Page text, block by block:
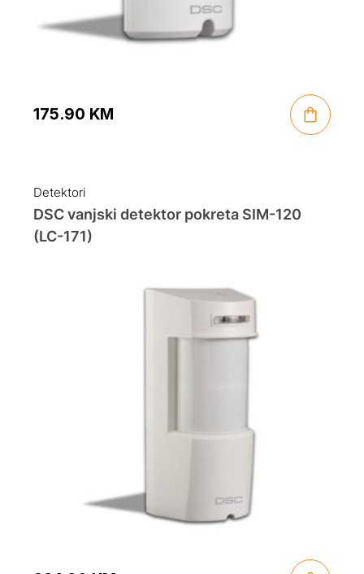
175.90 KM
Detektori
DSC vanjski detektor pokreta SIM-120
(LC-171)